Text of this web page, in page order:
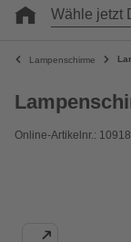
Wähle jetzt
Lampenschirme
Online-Artikelnr.: